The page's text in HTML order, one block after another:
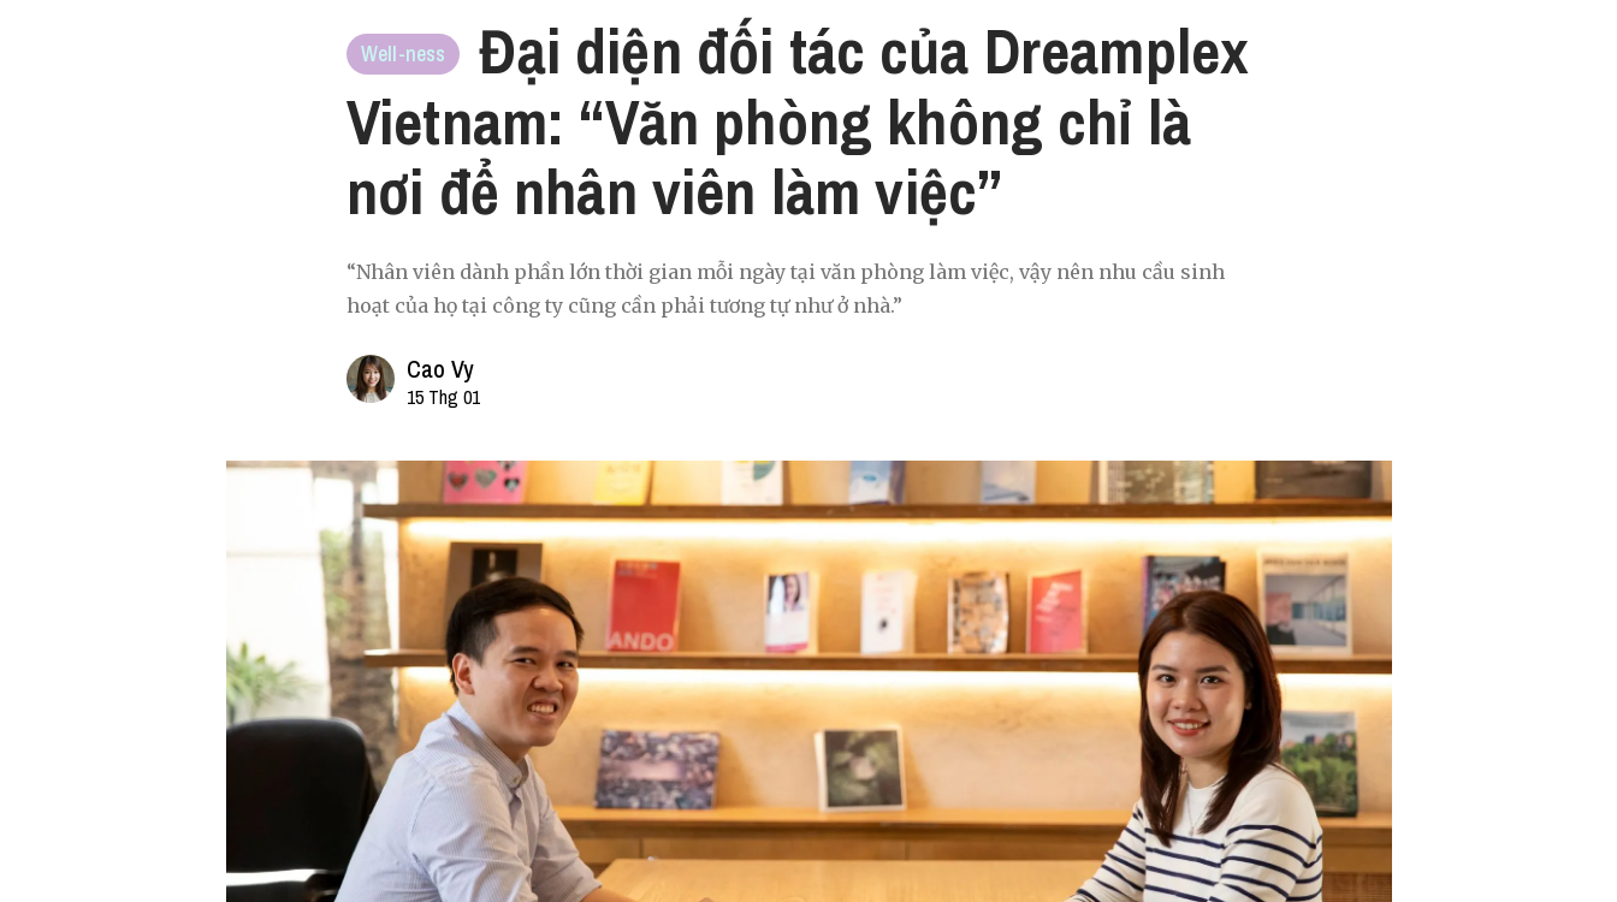
Well-ness
Đại diện đối tác của Dreamplex
Vietnam: “Văn phòng không chỉ là
nơi để nhân viên làm việc”
“Nhân viên dành phần lớn thời gian mỗi ngày tại văn phòng làm việc, vậy nên nhu cầu sinh
hoạt của họ tại công ty cũng cần phải tương tự như ở nhà.”
Cao Vy
15 Thg 01